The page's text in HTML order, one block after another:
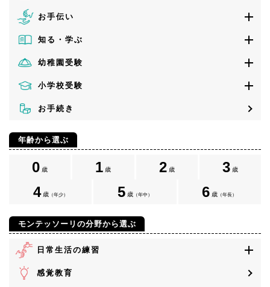
お手伝い
知る・学ぶ
幼稚園受験
小学校受験
お手続き
年齢から選ぶ
0 歳 1 歳 2 歳 3 歳
4 歳（年少） 5 歳（年中） 6 歳 （年長）
モンテッソーリの分野から選ぶ
日常生活の練習
感覚教育